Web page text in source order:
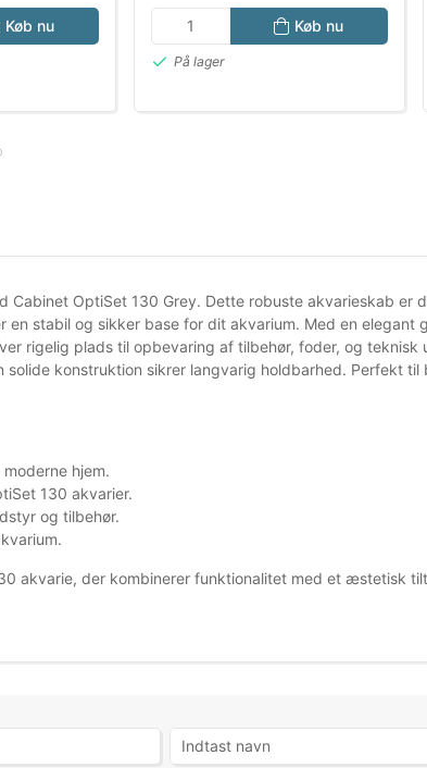
Køb nu Køb nu
På lager
Cabinet OptiSet 130 Grey. Dette robuste akvarieskab er
stabil og sikker base for dit akvarium. Med en elegant
rigelig plads til opbevaring af tilbehør, foder, og teknisk
konstruktion sikrer langvarig holdbarhed. Perfekt
hjem.
130 akvarier.
og tilbehør.
akvarie, der kombinerer funktionalitet med et æstetisk